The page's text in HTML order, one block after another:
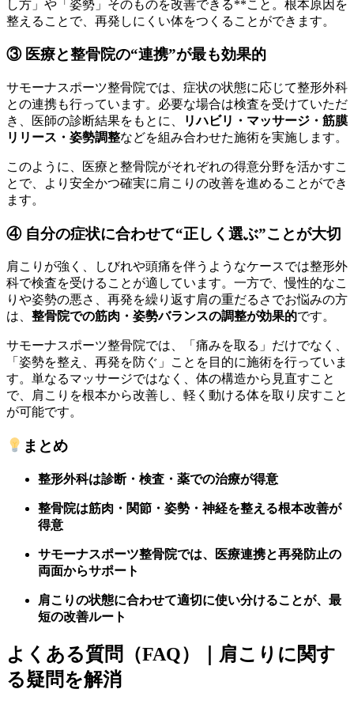
し方」や「姿勢」そのものを改善できる**こと。根本原因を
整えることで、再発しにくい体をつくることができます。
③ 医療と整骨院の“連携”が最も効果的
サモーナスポーツ整骨院では、症状の状態に応じて整形外科
との連携も行っています。必要な場合は検査を受けていただ
き、医師の診断結果をもとに、
リハビリ・マッサージ・筋膜
リリース・姿勢調整などを組み合わせた施術を実施します。
このように、医療と整骨院がそれぞれの得意分野を活かすこ
とで、より安全かつ確実に肩こりの改善を進めることができ
ます。
④ 自分の症状に合わせて“正しく選ぶ”ことが大切
肩こりが強く、しびれや頭痛を伴うようなケースでは整形外
科で検査を受けることが適しています。一方で、慢性的なこ
りや姿勢の悪さ、再発を繰り返す肩の重だるさでお悩みの方
は、 整骨院での筋肉・姿勢バランスの調整が効果的です。
サモーナスポーツ整骨院では、「痛みを取る」だけでなく、
「姿勢を整え、再発を防ぐ」ことを目的に施術を行っていま
す。単なるマッサージではなく、体の構造から見直すこと
で、肩こりを根本から改善し、軽く動ける体を取り戻すこと
が可能です。
まとめ
整形外科は診断・検査・薬での治療が得意
整骨院は筋肉・関節・姿勢・神経を整える根本改善が
得意
サモーナスポーツ整骨院では、医療連携と再発防止の
両面からサポート
肩こりの状態に合わせて適切に使い分けることが、最
短の改善ルート
よくある質問（FAQ）｜肩こりに関す
る疑問を解消